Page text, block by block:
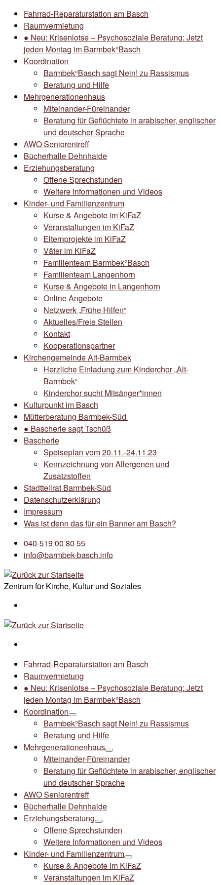
Fahrrad-Reparaturstation am Basch
Raumvermietung
● Neu: Krisenlotse – Psychosoziale Beratung: Jetzt
jeden Montag im Barmbek°Basch
Koordination
Barmbek°Basch sagt Nein! zu Rassismus
Beratung und Hilfe
Mehrgenerationenhaus
Miteinander-Füreinander
Beratung für Geflüchtete in arabischer, englischer
und deutscher Sprache
AWO Seniorentreff
Bücherhalle Dehnhaide
Erziehungsberatung
Offene Sprechstunden
Weitere Informationen und Videos
Kinder- und Familienzentrum
Kurse & Angebote im KiFaZ
Veranstaltungen im KiFaZ
Elternprojekte im KiFaZ
Väter im KiFaZ
Familienteam Barmbek°Basch
Familienteam Langenhorn
Kurse & Angebote in Langenhorn
Online Angebote
Netzwerk „Frühe Hilfen“
Aktuelles/Freie Stellen
Kontakt
Kooperationspartner
Kirchengemeinde Alt-Barmbek
Herzliche Einladung zum Kinderchor „Alt-
Barmbek“
Kinderchor sucht Mitsänger*innen
Kulturpunkt im Basch
Mütterberatung Barmbek-Süd
● Bascherie sagt Tschüß
Bascherie
Speiseplan vom 20.11.-24.11.23
Kennzeichnung von Allergenen und
Zusatzstoffen
Stadtteilrat Barmbek-Süd
Datenschutzerklärung
Impressum
Was ist denn das für ein Banner am Basch?
040-519 00 80 55
info@barmbek-basch.info
Zentrum für Kirche, Kultur und Soziales
Fahrrad-Reparaturstation am Basch
Raumvermietung
● Neu: Krisenlotse – Psychosoziale Beratung: Jetzt
jeden Montag im Barmbek°Basch
Koordination
Barmbek°Basch sagt Nein! zu Rassismus
Beratung und Hilfe
Mehrgenerationenhaus
Miteinander-Füreinander
Beratung für Geflüchtete in arabischer, englischer
und deutscher Sprache
AWO Seniorentreff
Bücherhalle Dehnhaide
Erziehungsberatung
Offene Sprechstunden
Weitere Informationen und Videos
Kinder- und Familienzentrum
Kurse & Angebote im KiFaZ
Veranstaltungen im KiFaZ